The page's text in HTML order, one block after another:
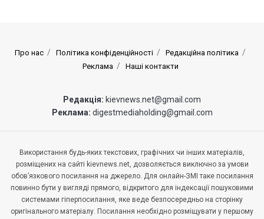
Про нас Політика конфіденційності
Редакційна політика
Реклама
Наші контакти
Редакція: kievnews.net@gmail.com
Реклама: digestmediaholding@gmail.com
Використання будь-яких текстових, графічних чи інших матеріалів,
розміщених на сайті kievnews.net, дозволяється виключно за умови
обов’язкового посилання на джерело. Для онлайн-ЗМІ таке посилання
повинно бути у вигляді прямого, відкритого для індексації пошуковими
системами гіперпосилання, яке веде безпосередньо на сторінку
оригінального матеріалу. Посилання необхідно розміщувати у першому